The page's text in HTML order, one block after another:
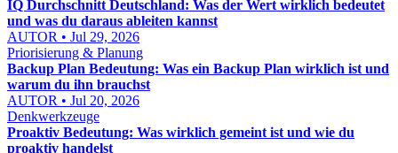
IQ Durchschnitt Deutschland: Was der Wert wirklich bedeutet
und was du daraus ableiten kannst
AUTOR • Jul 29, 2026
Priorisierung & Planung
Backup Plan Bedeutung: Was ein Backup Plan wirklich ist und
warum du ihn brauchst
AUTOR • Jul 20, 2026
Denkwerkzeuge
Proaktiv Bedeutung: Was wirklich gemeint ist und wie du
proaktiv handelst